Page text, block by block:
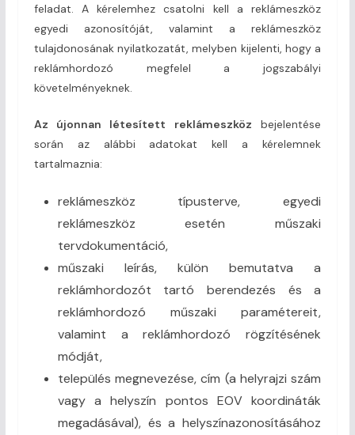
feladat. A kérelemhez csatolni kell a reklámeszköz
egyedi azonosítóját, valamint a reklámeszköz
tulajdonosának nyilatkozatát, melyben kijelenti, hogy a
reklámhordozó megfelel a jogszabályi
követelményeknek.
Az újonnan létesített reklámeszköz bejelentése
során az alábbi adatokat kell a kérelemnek
tartalmaznia:
reklámeszköz típusterve, egyedi
reklámeszköz esetén műszaki
tervdokumentáció,
műszaki leírás, külön bemutatva a
reklámhordozót tartó berendezés és a
reklámhordozó műszaki paramétereit,
valamint a reklámhordozó rögzítésének
módját,
település megnevezése, cím (a helyrajzi szám
vagy a helyszín pontos EOV koordináták
megadásával), és a helyszínazonosításához